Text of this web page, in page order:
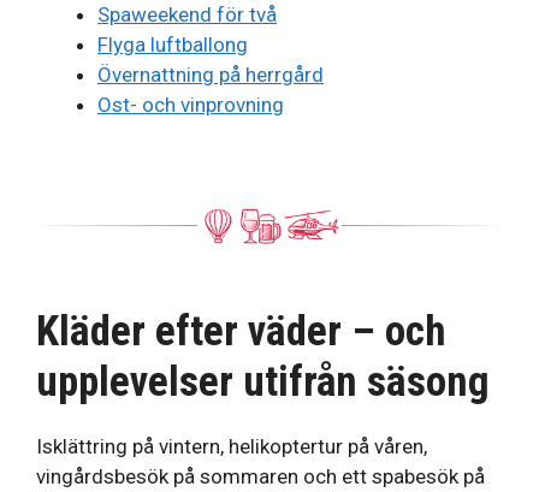
Spaweekend för två
Flyga luftballong
Övernattning på herrgård
Ost- och vinprovning
Kläder efter väder – och
upplevelser utifrån säsong
Isklättring på vintern, helikoptertur på våren,
vingårdsbesök på sommaren och ett spabesök på